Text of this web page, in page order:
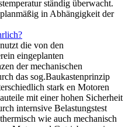
ständig überwacht.
in Abhängigkeit der
die von den
eingeplanten
der mechanischen
das sog.Baukastenprinzip
stark en Motoren
mit einer hohen Sicherheit
internsive Belastungstest
wie auch mechanisch